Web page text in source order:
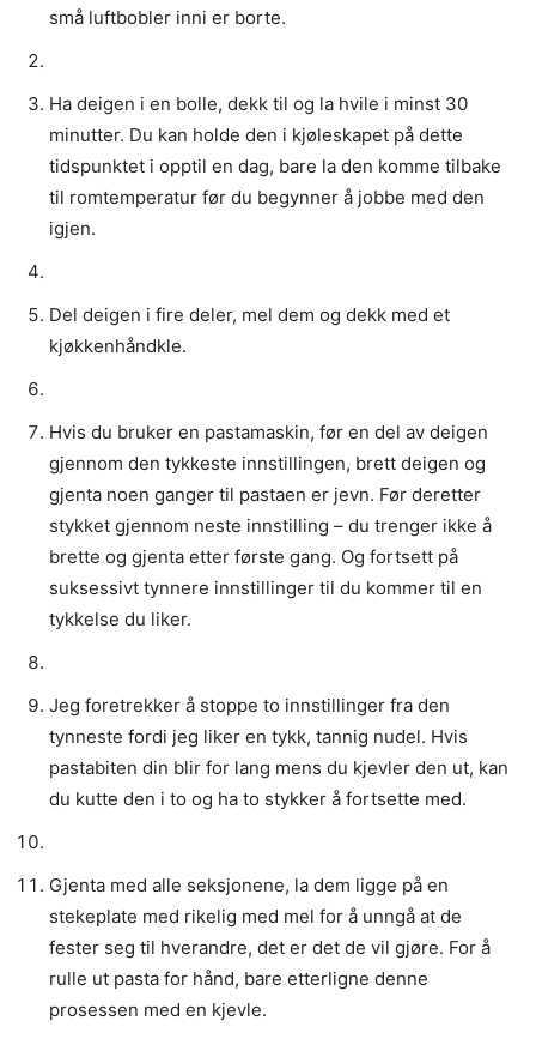
små luftbobler inni er borte.
Ha deigen i en bolle, dekk til og la hvile i minst 30
minutter. Du kan holde den i kjøleskapet på dette
tidspunktet i opptil en dag, bare la den komme tilbake
til romtemperatur før du begynner å jobbe med den
igjen.
Del deigen i fire deler, mel dem og dekk med et
kjøkkenhåndkle.
Hvis du bruker en pastamaskin, før en del av deigen
gjennom den tykkeste innstillingen, brett deigen og
gjenta noen ganger til pastaen er jevn. Før deretter
stykket gjennom neste innstilling – du trenger ikke å
brette og gjenta etter første gang. Og fortsett på
suksessivt tynnere innstillinger til du kommer til en
tykkelse du liker.
Jeg foretrekker å stoppe to innstillinger fra den
tynneste fordi jeg liker en tykk, tannig nudel. Hvis
pastabiten din blir for lang mens du kjevler den ut, kan
du kutte den i to og ha to stykker å fortsette med.
Gjenta med alle seksjonene, la dem ligge på en
stekeplate med rikelig med mel for å unngå at de
fester seg til hverandre, det er det de vil gjøre. For å
rulle ut pasta for hånd, bare etterligne denne
prosessen med en kjevle.